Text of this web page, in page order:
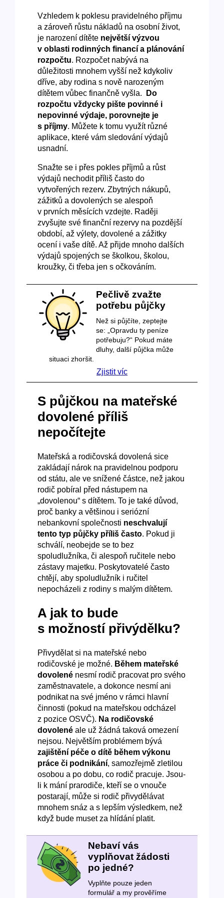
Vzhledem k poklesu pravidelného příjmu
a zároveň růstu nákladů na osobní život,
je narození dítěte největší výzvou
v oblasti rodinných financí a plánování
rozpočtu. Rozpočet nabývá na
důležitosti mnohem vyšší než kdykoliv
dříve, aby rodina s nově narozeným
dítětem vůbec finančně vyšla.
Do
rozpočtu vždycky pište povinné i
nepovinné výdaje, porovnejte je
s příjmy. Můžete k tomu využít různé
aplikace, které vám sledování výdajů
usnadní.
Snažte se i přes pokles příjmů a růst
výdajů nechodit příliš často do
vytvořených rezerv. Zbytných nákupů,
zážitků a dovolených se alespoň
v prvních měsících vzdejte. Raději
zvyšujte své finanční rezervy na pozdější
období, až výlety, dovolené a zážitky
ocení i vaše dítě. Až přijde mnoho dalších
výdajů spojených se školkou, školou,
kroužky, či třeba jen s očkováním.
Pečlivě zvažte
potřebu půjčky
Než si půjčíte, zeptejte
se: „Opravdu ty peníze
potřebuju?“ Pokud máte
dluhy, další půjčka může
situaci zhoršit.
Zjistit víc
S půjčkou na mateřské
dovolené příliš
nepočítejte
Mateřská a rodičovská dovolená sice
zakládají nárok na pravidelnou podporu
od státu, ale ve snížené částce, než jakou
rodič pobíral před nástupem na
„dovolenou“ s dítětem. To je také důvod,
proč banky a většinou i seriózní
nebankovní společnosti neschvalují
tento typ půjčky příliš často. Pokud ji
schválí, neobejde se to bez
spoludlužníka, či alespoň ručitele nebo
zástavy majetku. Poskytovatelé často
chtějí, aby spoludlužník i ručitel
nepocházeli z rodiny s malým dítětem.
A jak to bude
s možností přivýdělku?
Přivydělat si na mateřské nebo
rodičovské je možné. Během mateřské
dovolené nesmí rodič pracovat pro svého
zaměstnavatele, a dokonce nesmí ani
podnikat na své jméno v rámci hlavní
činnosti (pokud na mateřskou odcházel
z pozice OSVČ). Na rodičovské
dovolené ale už žádná taková omezení
nejsou. Největším problémem bývá
zajištění péče o dítě během výkonu
práce či podnikání, samozřejmě zletilou
osobou a po dobu, co rodič pracuje. Jsou-
li k mání prarodiče, kteří se o vnouče
postarají, může si rodič přivydělávat
mnohem snáz a s lepším výsledkem, než
když bude muset za hlídání platit.
Nebaví vás
vyplňovat žádosti
po jedné?
Vyplňte pouze jeden
formulář a my prověříme